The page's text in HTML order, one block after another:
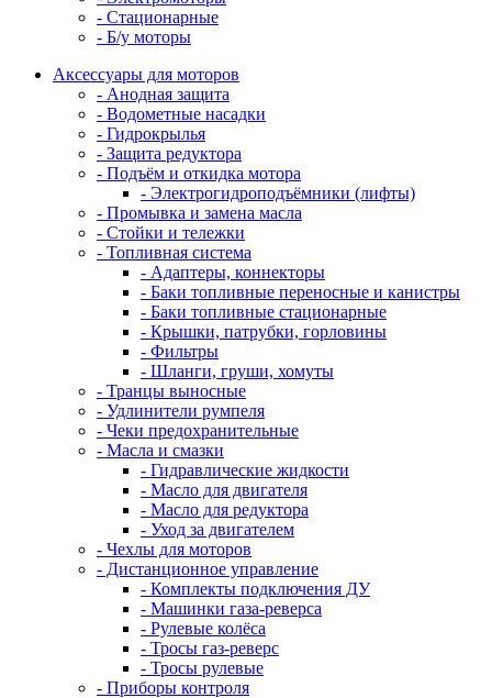
- Стационарные
- Б/у моторы
Аксессуары для моторов
- Анодная защита
- Водометные насадки
- Гидрокрылья
- Защита редуктора
- Подъём и откидка мотора
- Электрогидроподъёмники (лифты)
- Промывка и замена масла
- Стойки и тележки
- Топливная система
- Адаптеры, коннекторы
- Баки топливные переносные и канистры
- Баки топливные стационарные
- Крышки, патрубки, горловины
- Фильтры
- Шланги, груши, хомуты
- Транцы выносные
- Удлинители румпеля
- Чеки предохранительные
- Масла и смазки
- Гидравлические жидкости
- Масло для двигателя
- Масло для редуктора
- Уход за двигателем
- Чехлы для моторов
- Дистанционное управление
- Комплекты подключения ДУ
- Машинки газа-реверса
- Рулевые колёса
- Тросы газ-реверс
- Тросы рулевые
- Приборы контроля